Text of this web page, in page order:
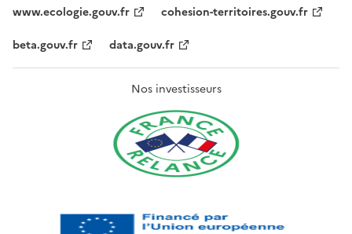
www.ecologie.gouv.fr
cohesion-territoires.gouv.fr
beta.gouv.fr
data.gouv.fr
Nos investisseurs